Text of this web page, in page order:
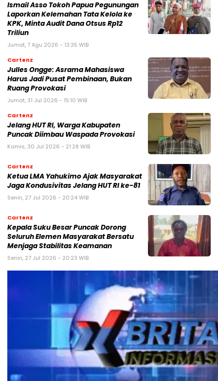
Ismail Asso Tokoh Papua Pegunungan
Laporkan Kelemahan Tata Kelola ke
KPK, Minta Audit Dana Otsus Rp12
Triliun
Jumat, 7 Agu 2026 - 13:35 WIB
Cartenz
Julles Ongge: Asrama Mahasiswa
Harus Jadi Pusat Pembinaan, Bukan
Ruang Provokasi
Jumat, 31 Jul 2026 - 15:10 WIB
Cartenz
Jelang HUT RI, Warga Kabupaten
Puncak Diimbau Waspada Provokasi
Kamis, 30 Jul 2026 - 21:28 WIB
Cartenz
Ketua LMA Yahukimo Ajak Masyarakat
Jaga Kondusivitas Jelang HUT RI ke-81
Senin, 27 Jul 2026 - 20:24 WIB
Cartenz
Kepala Suku Besar Puncak Dorong
Seluruh Elemen Masyarakat Bersatu
Menjaga Stabilitas Keamanan
Senin, 27 Jul 2026 - 20:23 WIB